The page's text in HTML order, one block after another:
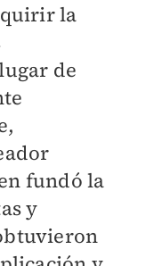
la
de
fundó la
y